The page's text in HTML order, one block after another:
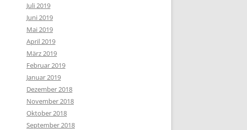
Juli 2019
Juni 2019
Mai 2019
April 2019
März 2019
Februar 2019
Januar 2019
Dezember 2018
November 2018
Oktober 2018
September 2018